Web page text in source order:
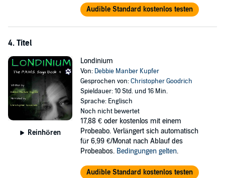
Audible Standard kostenlos testen
4. Titel
Reinhören
Londinium
Von: Debbie Manber Kupfer
Gesprochen von:Christopher Goodrich
Spieldauer: 10 Std. und 16 Min.
Sprache: Englisch
Noch nicht bewertet
17,88 € oder kostenlos mit einem
Probeabo. Verlängert sich automatisch
für 6,99 €/Monat nach Ablauf des
Probeabos. Bedingungen gelten.
Audible Standard kostenlos testen